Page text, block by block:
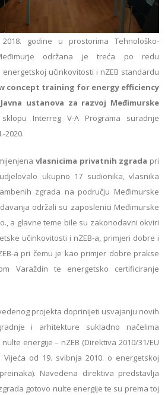
godine u prostorima Tehnološko-
održana je treća po redu
učinkovitosti i nZEB standardu
concept training for energy efficiency
Javna ustanova za razvoj Međimurske
Interreg V-A Programa suradnje
2020.
vlasnicima privatnih zgrada pri
ukupno 17 sudionika, vlasnika
zgrada na području Međimurske
održali su zaposlenici Međimurske
a glavne teme bile su zakonodavni okviri
učinkovitosti i nZEB-a, primjeri dobre i
a pri čemu je kao primjer dobre prakse
Varaždin te energetsko certificiranje
projekta doprinijeti usvajanju novih
i arhitekture sukladno načelima
energije – nZEB (Direktiva 2010/31/EU
od 19. svibnja 2010. o energetskoj
Navedena direktiva predstavlja
gotovo nulte energije te su prema toj